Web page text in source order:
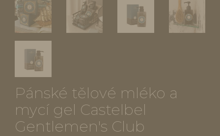
Pánské tělové mléko a
mycí gel Castelbel
Gentlemen's Club